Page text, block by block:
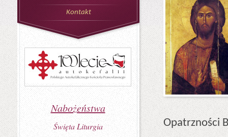
Kontakt
Nabożeństwa
Święta Liturgia
Opatrzności